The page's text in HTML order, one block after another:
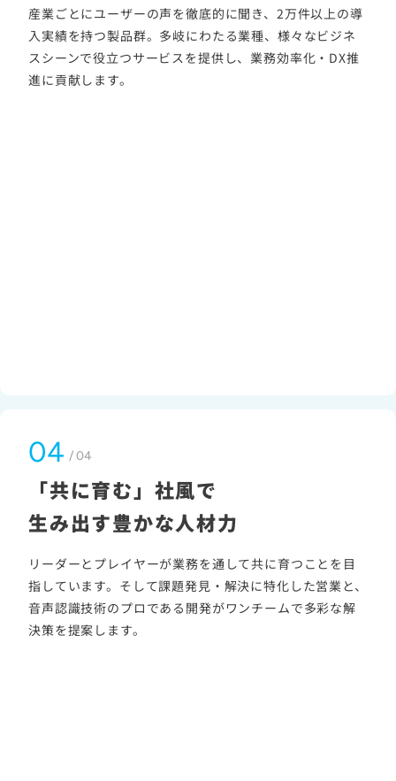
産業ごとにユーザーの声を徹底的に聞き、2万件以上の導
入実績を持つ製品群。多岐にわたる業種、様々なビジネ
スシーンで役立つサービスを提供し、業務効率化・DX推
進に貢献します。
04 / 04
「共に育む」社風で
生み出す豊かな人材力
リーダーとプレイヤーが業務を通して共に育つことを目
指しています。そして課題発見・解決に特化した営業と、
音声認識技術のプロである開発がワンチームで多彩な解
決策を提案します。